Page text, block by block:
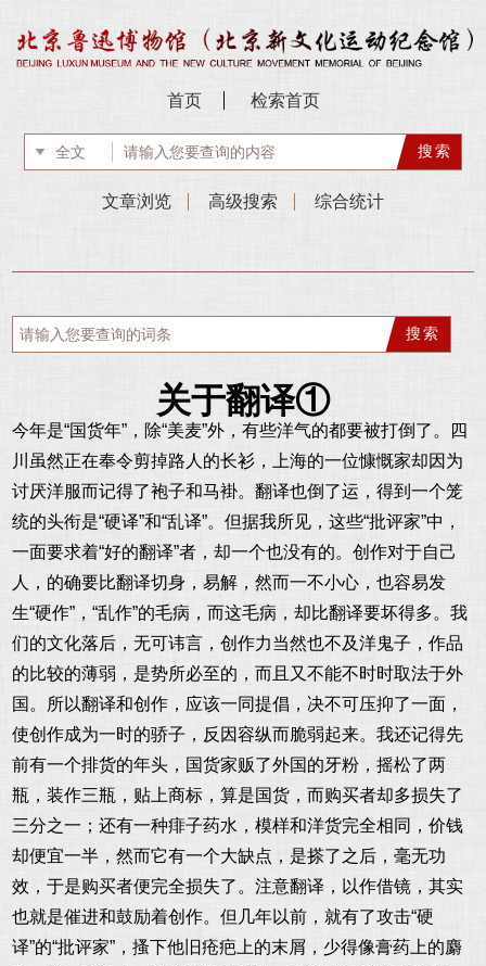
首页 检索首页
文章浏览 高级搜索 综合统计
关于翻译①
今年是“国货年”，除“美麦”外，有些洋气的都要被打倒了。四
川虽然正在奉令剪掉路人的长衫，上海的一位慷慨家却因为
讨厌洋服而记得了袍子和马褂。翻译也倒了运，得到一个笼
统的头衔是“硬译”和“乱译”。但据我所见，这些“批评家”中，
一面要求着“好的翻译”者，却一个也没有的。创作对于自己
人，的确要比翻译切身，易解，然而一不小心，也容易发
生“硬作”，“乱作”的毛病，而这毛病，却比翻译要坏得多。我
们的文化落后，无可讳言，创作力当然也不及洋鬼子，作品
的比较的薄弱，是势所必至的，而且又不能不时时取法于外
国。所以翻译和创作，应该一同提倡，决不可压抑了一面，
使创作成为一时的骄子，反因容纵而脆弱起来。我还记得先
前有一个排货的年头，国货家贩了外国的牙粉，摇松了两
瓶，装作三瓶，贴上商标，算是国货，而购买者却多损失了
三分之一；还有一种痱子药水，模样和洋货完全相同，价钱
却便宜一半，然而它有一个大缺点，是搽了之后，毫无功
效，于是购买者便完全损失了。注意翻译，以作借镜，其实
也就是催进和鼓励着创作。但几年以前，就有了攻击“硬
译”的“批评家”，搔下他旧疮疤上的末屑，少得像膏药上的麝